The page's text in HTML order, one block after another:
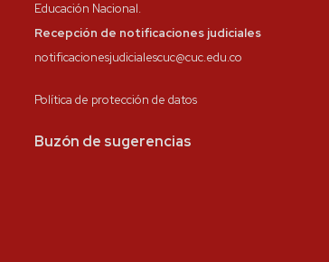
Educación Nacional.
Recepción de notificaciones judiciales
notificacionesjudicialescuc@cuc.edu.co
Política de protección de datos
Buzón de sugerencias